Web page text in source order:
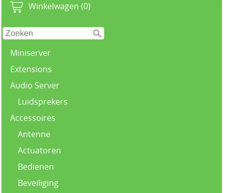
Winkelwagen (0)
Miniserver
Extensions
Audio Server
Luidsprekers
Accessoires
Antenne
Actuatoren
Bedienen
Beveiliging